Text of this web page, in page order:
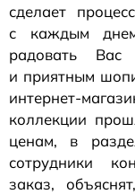
сделает
с каждым
радовать Вас
и приятным
интернет-
коллекции
ценам, в
сотрудники
заказ,